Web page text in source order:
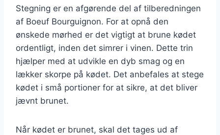
Stegning er en afgørende del af tilberedningen
af Boeuf Bourguignon. For at opnå den
ønskede mørhed er det vigtigt at brune kødet
ordentligt, inden det simrer i vinen. Dette trin
hjælper med at udvikle en dyb smag og en
lækker skorpe på kødet. Det anbefales at stege
kødet i små portioner for at sikre, at det bliver
jævnt brunet.
Når kødet er brunet, skal det tages ud af